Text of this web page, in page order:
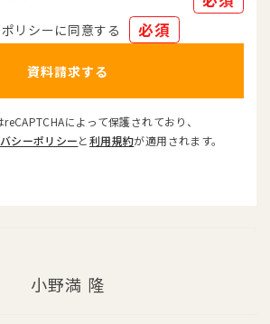
リシーに同意する 必須
資料請求する
によって保護されており、
シーポリシーと利用規約が適用されます。
小野満 隆